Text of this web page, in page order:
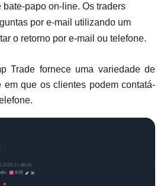
papo on-line. Os traders
por e-mail utilizando um
o retorno por e-mail ou telefone.
Trade fornece uma variedade de
em que os clientes podem contatá-